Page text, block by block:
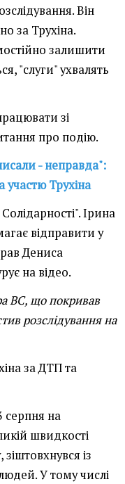
Він
за Трухіна.
залишити
"слуги" ухвалять
зі
про подію.
- неправда":
Трухіна
Ірина
відправити у
Дениса
на відео.
ВС, що покривав
розслідування на
за ДТП та
серпня на
швидкості
із
У тому числі